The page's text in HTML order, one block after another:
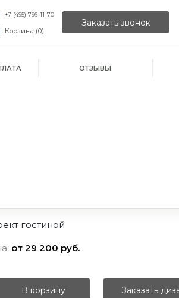
+7 (495) 796-11-70
Корзина (0)
Заказать звонок
ОТЗЫВЫ
гостиной
от 29 200 руб.
В корзину Заказать